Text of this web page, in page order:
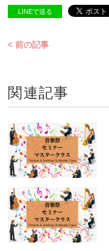
LINEで送る
< 前の記事
関連記事